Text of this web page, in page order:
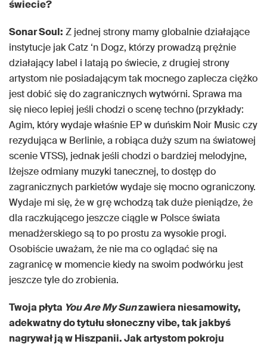
świecie?
Sonar Soul: Z jednej strony mamy globalnie działające
instytucje jak Catz ‘n Dogz, którzy prowadzą prężnie
działający label i latają po świecie, z drugiej strony
artystom nie posiadającym tak mocnego zaplecza ciężko
jest dobić się do zagranicznych wytwórni. Sprawa ma
się nieco lepiej jeśli chodzi o scenę techno (przykłady:
Agim, który wydaje właśnie EP w duńskim Noir Music czy
rezydująca w Berlinie, a robiąca duży szum na światowej
scenie VTSS), jednak jeśli chodzi o bardziej melodyjne,
lżejsze odmiany muzyki tanecznej, to dostęp do
zagranicznych parkietów wydaje się mocno ograniczony.
Wydaje mi się, że w grę wchodzą tak duże pieniądze, że
dla raczkującego jeszcze ciągle w Polsce świata
menadżerskiego są to po prostu za wysokie progi.
Osobiście uważam, że nie ma co oglądać się na
zagranicę w momencie kiedy na swoim podwórku jest
jeszcze tyle do zrobienia.
Twoja płyta You Are My Sunzawiera niesamowity,
adekwatny do tytułu słoneczny vibe, tak jakbyś
nagrywał ją w Hiszpanii. Jak artystom pokroju